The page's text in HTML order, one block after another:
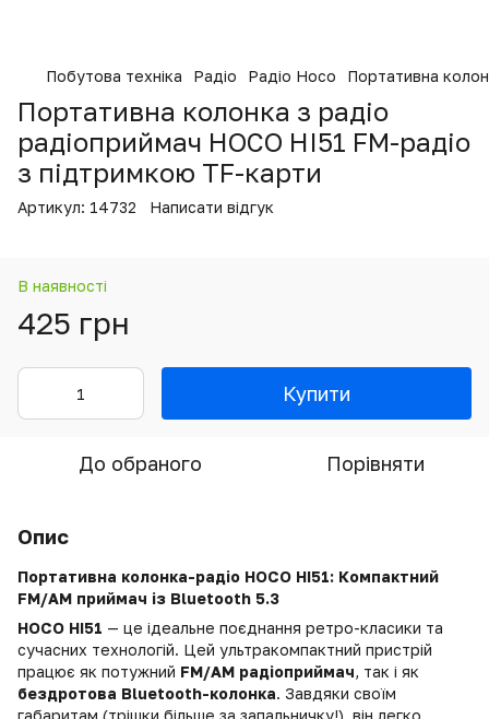
Побутова техніка Радіо Радіо Hoco Портативна
Портативна колонка з радіо
радіоприймач HOCO HI51 FM-радіо
з підтримкою TF-карти
Артикул: 14732 Написати відгук
В наявності
425 грн
Купити
До обраного Порівняти
Опис
Портативна колонка-радіо HOCO HI51: Компактний
FM/AM приймач із Bluetooth 5.3
HOCO HI51 — це ідеальне поєднання ретро-класики та
сучасних технологій. Цей ультракомпактний пристрій
працює як потужний FM/AM радіоприймач, так і як
бездротова Bluetooth-колонка. Завдяки своїм
габаритам (трішки більше за запальничку!), він легко